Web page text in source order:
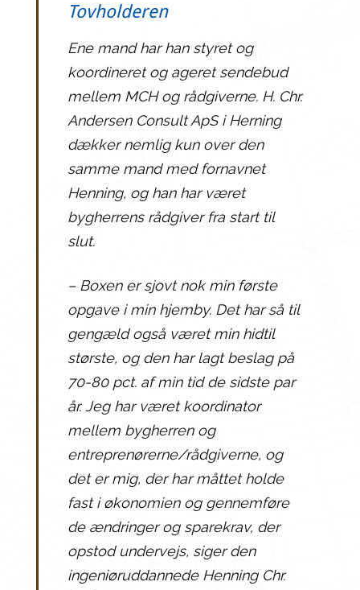
Tovholderen
Ene mand har han styret og
koordineret og ageret sendebud
mellem MCH og rådgiverne. H. Chr.
Andersen Consult ApS i Herning
dækker nemlig kun over den
samme mand med fornavnet
Henning, og han har været
bygherrens rådgiver fra start til
slut.
– Boxen er sjovt nok min første
opgave i min hjemby. Det har så til
gengæld også været min hidtil
største, og den har lagt beslag på
70-80 pct. af min tid de sidste par
år. Jeg har været koordinator
mellem bygherren og
entreprenørerne/rådgiverne, og
det er mig, der har måttet holde
fast i økonomien og gennemføre
de ændringer og sparekrav, der
opstod undervejs, siger den
ingeniøruddannede Henning Chr.